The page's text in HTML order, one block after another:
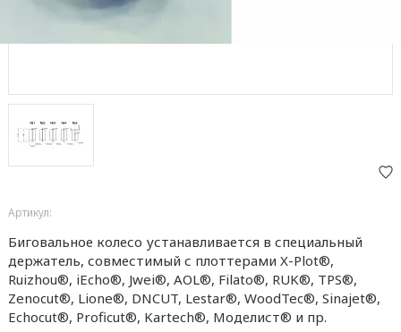
Артикул:
Биговальное колесо устанавливается в специальный
держатель, совместимый с плоттерами X-Plot®️,
Ruizhou®️, iEcho®️, Jwei®️, AOL®️, Filato®️, RUK®️, TPS®️,
Zenocut®️, Lione®️, DNCUT, Lestar®️, WoodTec®️, Sinajet®️,
Echocut®️, Proficut®️, Kartech®️, Моделист®️ и пр.